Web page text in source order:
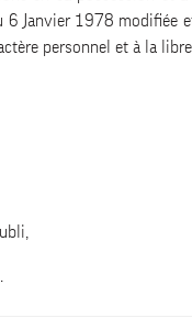
Janvier 1978 modifiée
personnel et à la